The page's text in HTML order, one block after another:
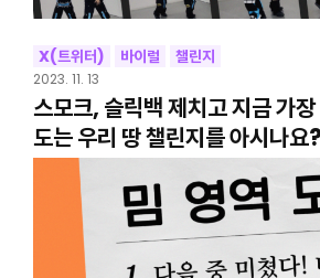
X(트위터) 바이럴 챌린지
2023. 11. 13
스모크, 슬릭백 제치고 지금 가
도는 우리 땅 챌린지를 아시나요?